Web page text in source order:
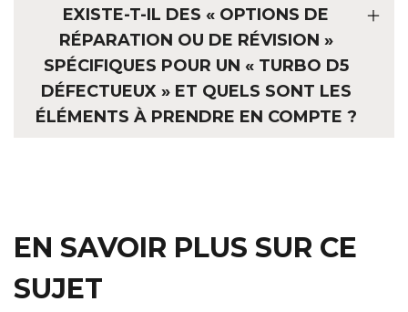
EXISTE-T-IL DES « OPTIONS DE
RÉPARATION OU DE RÉVISION »
SPÉCIFIQUES POUR UN « TURBO D5
DÉFECTUEUX » ET QUELS SONT LES
ÉLÉMENTS À PRENDRE EN COMPTE ?
EN SAVOIR PLUS SUR CE
SUJET